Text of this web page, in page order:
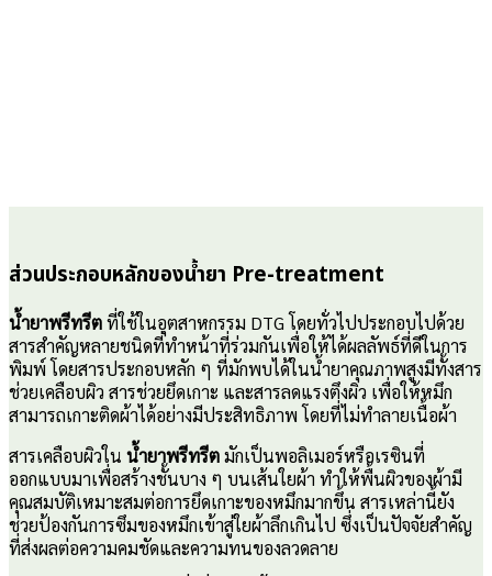
ส่วนประกอบหลักของน้ำยา Pre-treatment
น้ำยาพรีทรีตที่ใช้ในอุตสาหกรรม DTG โดยทั่วไปประกอบไปด้วย
สารสำคัญหลายชนิดที่ทำหน้าที่ร่วมกันเพื่อให้ได้ผลลัพธ์ที่ดีในการ
พิมพ์ โดยสารประกอบหลัก ๆ ที่มักพบได้ในน้ำยาคุณภาพสูงมีทั้งสาร
ช่วยเคลือบผิว สารช่วยยึดเกาะ และสารลดแรงตึงผิว เพื่อให้หมึก
สามารถเกาะติดผ้าได้อย่างมีประสิทธิภาพ โดยที่ไม่ทำลายเนื้อผ้า
สารเคลือบผิวใน น้ำยาพรีทรีตมักเป็นพอลิเมอร์หรือเรซินที่
ออกแบบมาเพื่อสร้างชั้นบาง ๆ บนเส้นใยผ้า ทำให้พื้นผิวของผ้ามี
คุณสมบัติเหมาะสมต่อการยึดเกาะของหมึกมากขึ้น สารเหล่านี้ยัง
ช่วยป้องกันการซึมของหมึกเข้าสู่ใยผ้าลึกเกินไป ซึ่งเป็นปัจจัยสำคัญ
ที่ส่งผลต่อความคมชัดและความทนของลวดลาย